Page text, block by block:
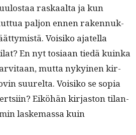
raskaal­ta ja kun
paljon ennen raken­nuk­
Voisiko ajatel­la
En nyt tosi­aan tiedä kuin­ka
mut­ta nykyi­nen kir­
suurelta. Voisiko se sopia
Eiköhän kir­jas­ton tilan­
laske­mas­sa kuin